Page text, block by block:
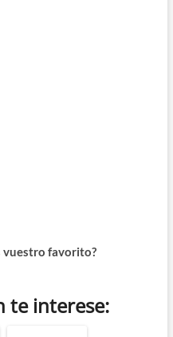
vuestro favorito?
te interese: